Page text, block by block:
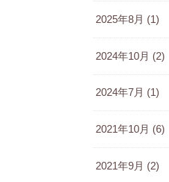
2025年8月 (1)
2024年10月 (2)
2024年7月 (1)
2021年10月 (6)
2021年9月 (2)